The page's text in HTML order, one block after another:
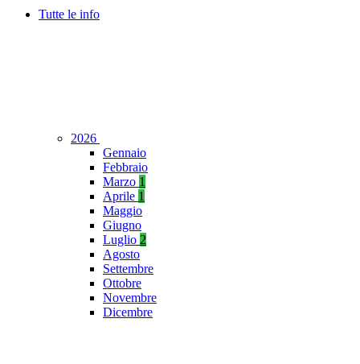
Tutte le info
2026
Gennaio
Febbraio
Marzo 1
Aprile 1
Maggio
Giugno
Luglio 2
Agosto
Settembre
Ottobre
Novembre
Dicembre